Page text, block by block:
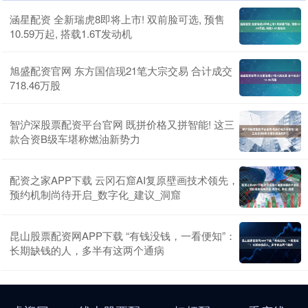
涵星配资 全新瑞虎8即将上市! 双前脸可选, 预售
10.59万起, 搭载1.6T发动机
旭盛配资官网 东方国信现21笔大宗交易 合计成交
718.46万股
智沪深股票配资平台官网 既拼价格又拼智能! 这三
款合资B级车堪称燃油新势力
配资之家APP下载 云冈石窟AI复原壁画技术领先，
预约机制尚待开启_数字化_建议_洞窟
昆山股票配资网APP下载 “有钱没钱，一看便知”：
长期缺钱的人，多半有这两个通病